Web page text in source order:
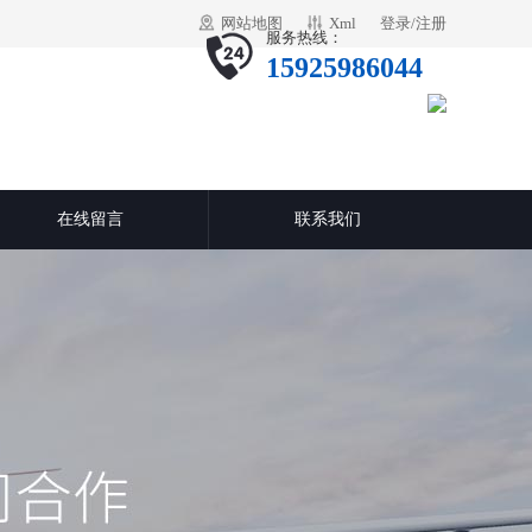
登录/注册
Xml
网站地图
服务热线：
15925986044
在线留言 联系我们